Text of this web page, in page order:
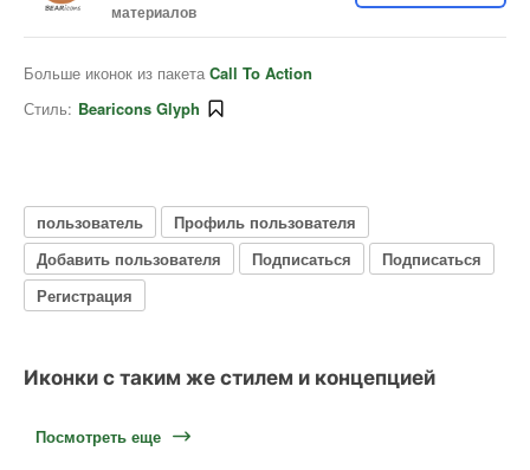
материалов
Больше иконок из пакета Call To Action
Стиль: Bearicons Glyph
пользователь
Профиль пользователя
Добавить пользователя
Подписаться
Подписаться
Регистрация
Иконки с таким же стилем и концепцией
Посмотреть еще